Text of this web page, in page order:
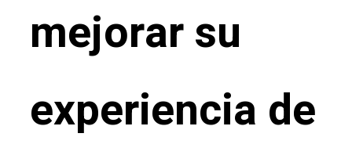
mejorar su
experiencia de